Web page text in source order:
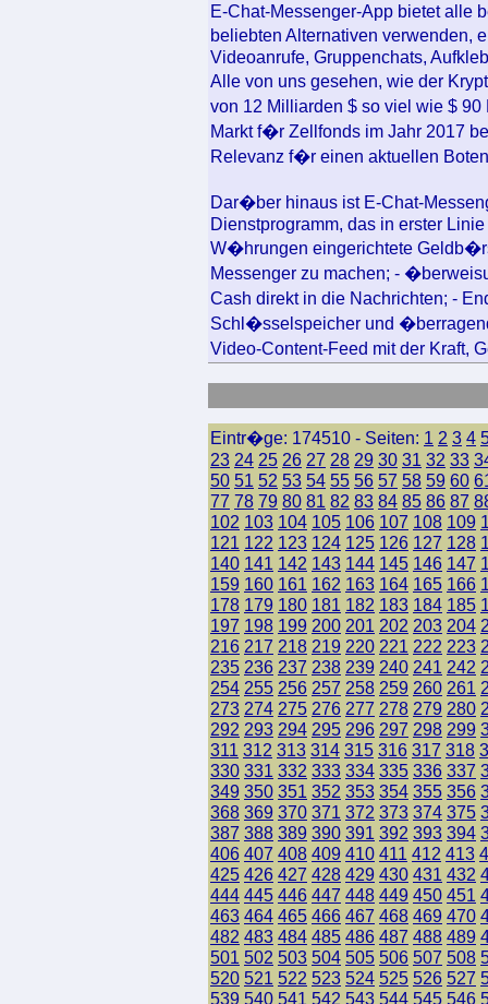
E-Chat-Messenger-App bietet alle
beliebten Alternativen verwenden,
Videoanrufe, Gruppenchats,
Alle von uns gesehen, wie der
von 12 Milliarden $ so viel wie $
Markt f�r Zellfonds im Jahr 2017
Relevanz f�r einen aktuellen
Dar�ber hinaus ist E-Chat-
Dienstprogramm, das in erster
W�hrungen eingerichtete
Messenger zu machen; -
Cash direkt in die Nachrichten; -
Schl�sselspeicher und
Video-Content-Feed mit der Kraft,
Eintr�ge: 174510 - Seiten: 1 2 3 4
23 24 25 26 27 28 29 30 31 32 33
50 51 52 53 54 55 56 57 58 59 60
77 78 79 80 81 82 83 84 85 86 87
102 103 104 105 106 107 108 109
121 122 123 124 125 126 127 128
140 141 142 143 144 145 146 147
159 160 161 162 163 164 165 166
178 179 180 181 182 183 184 185
197 198 199 200 201 202 203 204
216 217 218 219 220 221 222 223
235 236 237 238 239 240 241 242
254 255 256 257 258 259 260 261
273 274 275 276 277 278 279 280
292 293 294 295 296 297 298 299
311 312 313 314 315 316 317 318
330 331 332 333 334 335 336 337
349 350 351 352 353 354 355 356
368 369 370 371 372 373 374 375
387 388 389 390 391 392 393 394
406 407 408 409 410 411 412 413
425 426 427 428 429 430 431 432
444 445 446 447 448 449 450 451
463 464 465 466 467 468 469 470
482 483 484 485 486 487 488 489
501 502 503 504 505 506 507 508
520 521 522 523 524 525 526 527
539 540 541 542 543 544 545 546